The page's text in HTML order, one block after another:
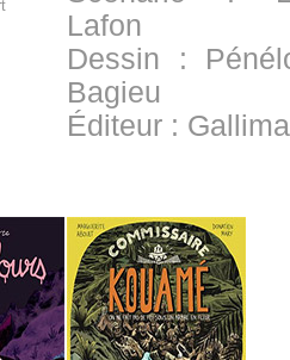
Lafon
Dessin :
Bagieu
Éditeur :